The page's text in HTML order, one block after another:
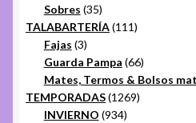
Sobres 3535
productos
TALABARTERÍA 111111
Fajas 33
productos
Guarda Pampa 6666
productos
Mates, Termos & Bolsos
TEMPORADAS 12691269
INVIERNO 934934